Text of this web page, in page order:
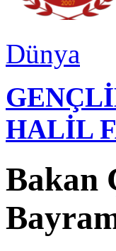
Dünya
HALİL
Bakan